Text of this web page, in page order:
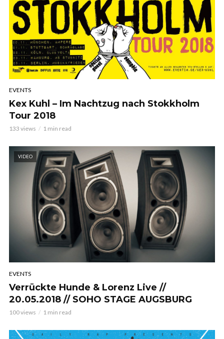
EVENTS
Kex Kuhl – Im Nachtzug nach Stokkholm
Tour 2018
133 views 1 min read
VIDEO
EVENTS
Verrückte Hunde & Lorenz Live //
20.05.2018 // SOHO STAGE AUGSBURG
100 views 1 min read